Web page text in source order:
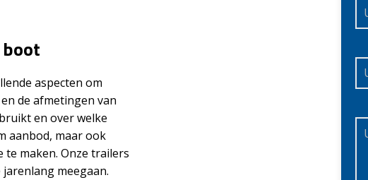
aspecten om
de afmetingen van
en over welke
aanbod, maar ook
te maken. Onze trailers
meegaan.